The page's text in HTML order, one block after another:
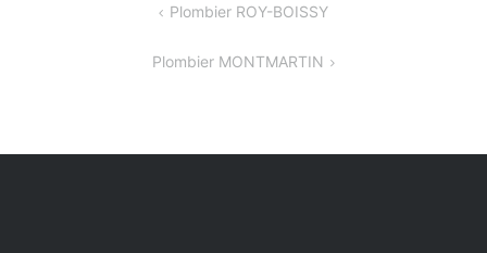
Plombier ROY-BOISSY
Plombier MONTMARTIN